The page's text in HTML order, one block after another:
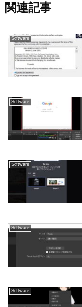
関連記事
Software
Software
Software
Software
Software